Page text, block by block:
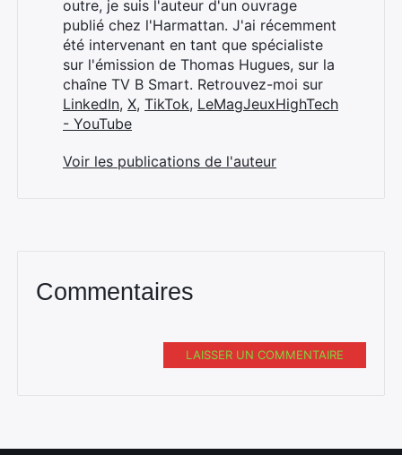
outre, je suis l'auteur d'un ouvrage
publié chez l'Harmattan. J'ai récemment
été intervenant en tant que spécialiste
sur l'émission de Thomas Hugues, sur la
chaîne TV B Smart. Retrouvez-moi sur
LinkedIn, X, TikTok, LeMagJeuxHighTech
- YouTube
Voir les publications de l'auteur
Commentaires
LAISSER UN COMMENTAIRE